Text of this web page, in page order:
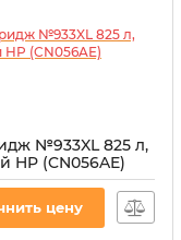
№933XL 825 л,
HP (CN056AE)
CI-HP-CN056AE-Y
цену